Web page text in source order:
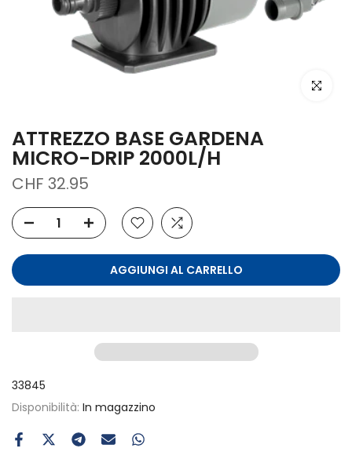
clicca
ATTREZZO BASE GARDENA
MICRO-DRIP 2000L/H
CHF 32.95
AGGIUNGI AL CARRELLO
33845
Disponibilità: In magazzino